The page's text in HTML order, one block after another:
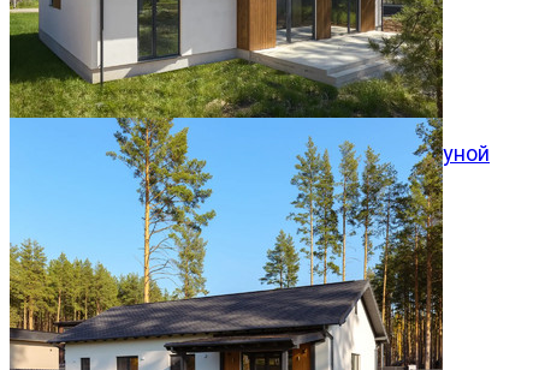
Одноэтажный дом со вторым светом и сауной
Хвойный 140м²
10.08.2026